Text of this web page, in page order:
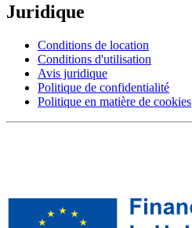
Juridique
Conditions de location
Conditions d'utilisation
Avis juridique
Politique de confidentialité
Politique en matière de cookies